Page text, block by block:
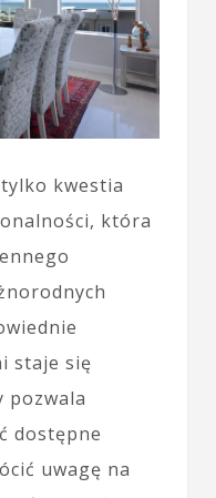
kwestia
która
staje się
pozwala
dostępne
uwagę na